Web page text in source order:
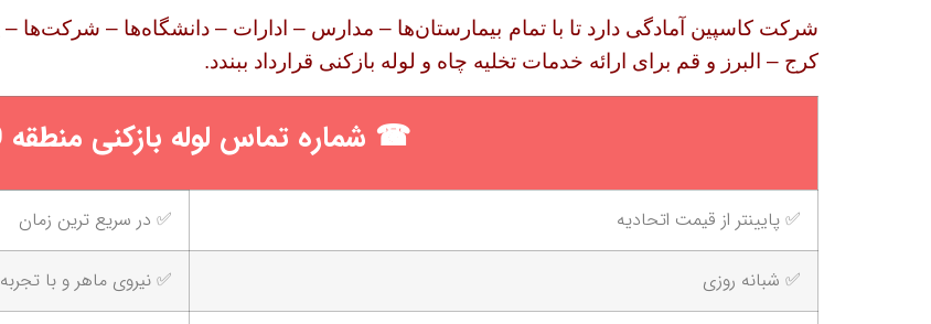
شرکت کاسپین آمادگی دارد تا با تمام بیمارستان‌ها – مدارس – ادارات – دانشگاه‌ها – شرکت‌ها –
کرج – البرز و قم برای ارائه خدمات تخلیه چاه و لوله بازکنی قرارداد ببندد.
☎ شماره تماس لوله بازکنی منطقه 10
✅ پایینتر از قیمت اتحادیه ✅ در سریع ترین زمان
✅ شبانه روزی ✅ نیروی ماهر و با تجربه